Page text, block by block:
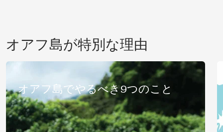
オアフ島が特別な理由
オアフ島でやるべき9つのこと